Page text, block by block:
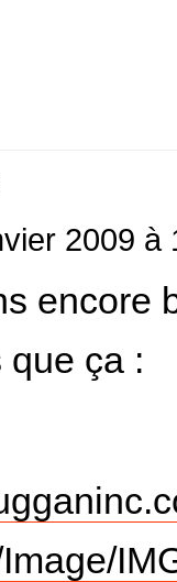
2009 à
encore
que ça :